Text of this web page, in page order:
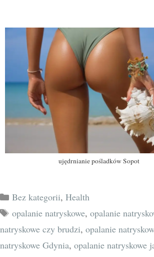
ujędrnianie pośladków Sopot
Bez kategorii, Health
opalanie natryskowe, opalanie
natryskowe czy brudzi, opalanie
natryskowe Gdynia, opalanie natryskowe